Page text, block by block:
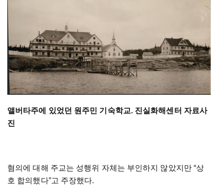
앨버타주에 있었던 원주민 기숙학교. 진실화해센터 자료사
진
혐의에 대해 주교는 성행위 자체는 부인하지 않았지만 “상
호 합의했다”고 주장했다.